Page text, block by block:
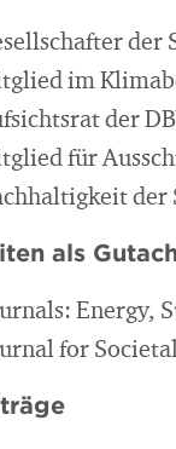
der
im
der
für
der
als
Energy,
for